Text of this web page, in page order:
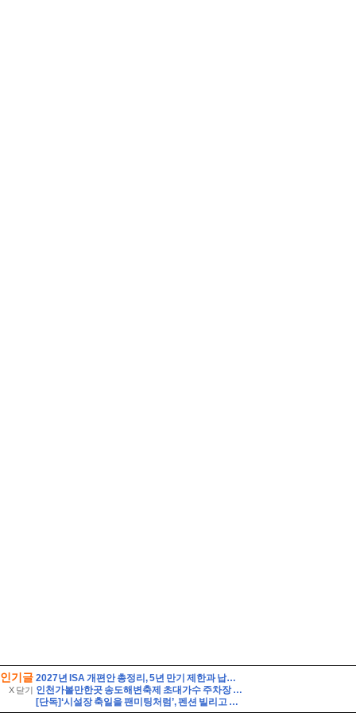
인기글
X 닫기
2027년 ISA 개편안 총정리, 5년 만기 제한과 납입한도 이월 폐지
인천가볼만한곳 송도해변축제 초대가수 주차장 연수구 여행
[단독]‘시설장 축일을 팬미팅처럼’, 펜션 빌리고 신부 콘셉트 단체사진···보고도 못 믿을 ‘직장 내 갑질’